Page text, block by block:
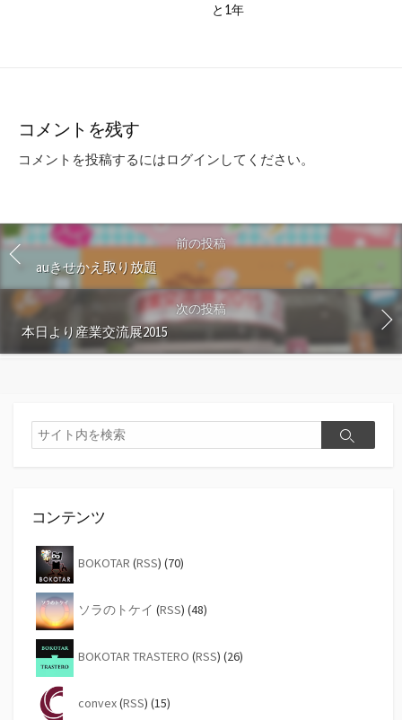
と1年
コメントを残す
コメントを投稿するにはログイン してください。
前の投稿
auきせかえ取り放題
次の投稿
本日より産業交流展2015
検
索
検
コンテンツ
BOKOTAR (RSS) (70)
ソラのトケイ (RSS) (48)
BOKOTAR TRASTERO (RSS) (26)
convex(RSS) (15)